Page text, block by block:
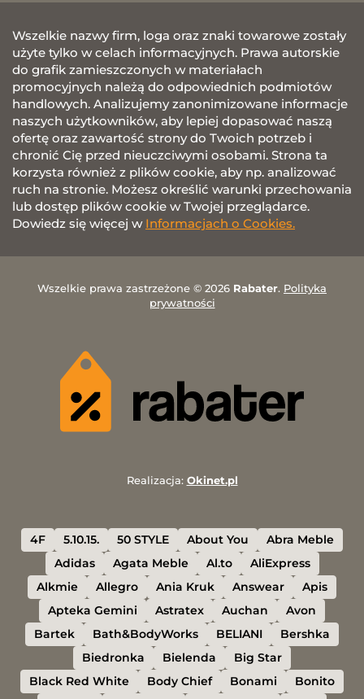
Wszelkie nazwy firm, loga oraz znaki towarowe zostały
użyte tylko w celach informacyjnych. Prawa autorskie
do grafik zamieszczonych w materiałach
promocyjnych należą do odpowiednich podmiotów
handlowych. Analizujemy zanonimizowane informacje
naszych użytkowników, aby lepiej dopasować naszą
ofertę oraz zawartość strony do Twoich potrzeb i
chronić Cię przed nieuczciwymi osobami. Strona ta
korzysta również z plików cookie, aby np. analizować
ruch na stronie. Możesz określić warunki przechowania
lub dostęp plików cookie w Twojej przeglądarce.
Dowiedz się więcej w Informacjach o Cookies.
Wszelkie prawa zastrzeżone © 2026 Rabater. Polityka
prywatności
Realizacja: Okinet.pl
4F 5.10.15. 50 STYLE About You
Abra Meble
Adidas
Agata Meble Al.to
AliExpress
Alkmie
Allegro Ania Kruk Answear
Apis
Apteka Gemini
Astratex Auchan
Avon
Bartek
Bath&BodyWorks BELIANI
Bershka
Biedronka
Bielenda
Big Star
Black Red White
Body Chief Bonami
Bonito